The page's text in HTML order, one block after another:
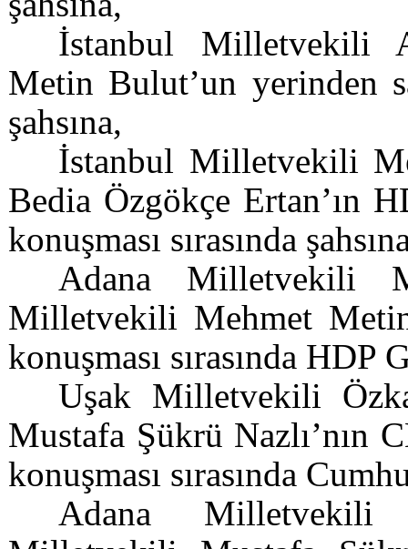
İstanbul Milletvekili
Metin Bulut’un yerinden
şahsına,
İstanbul Milletvekili
Bedia Özgökçe Ertan’ın
konuşması sırasında
Adana Milletvekili
Milletvekili Mehmet
konuşması sırasında HDP
Uşak Milletvekili
Mustafa Şükrü Nazlı’nın
konuşması sırasında
Adana Milletvekili